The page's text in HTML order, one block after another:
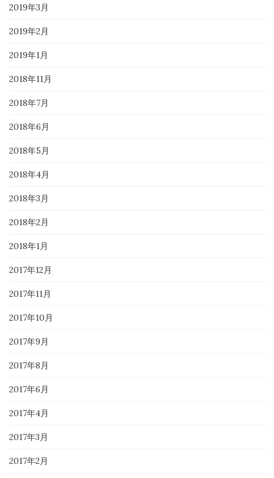
2019年3月
2019年2月
2019年1月
2018年11月
2018年7月
2018年6月
2018年5月
2018年4月
2018年3月
2018年2月
2018年1月
2017年12月
2017年11月
2017年10月
2017年9月
2017年8月
2017年6月
2017年4月
2017年3月
2017年2月